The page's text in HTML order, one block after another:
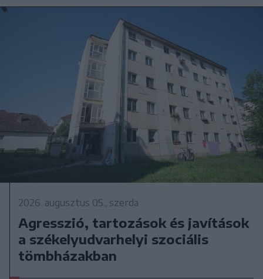
2026. augusztus 05., szerda
Agresszió, tartozások és javítások
a székelyudvarhelyi szociális
tömbházakban